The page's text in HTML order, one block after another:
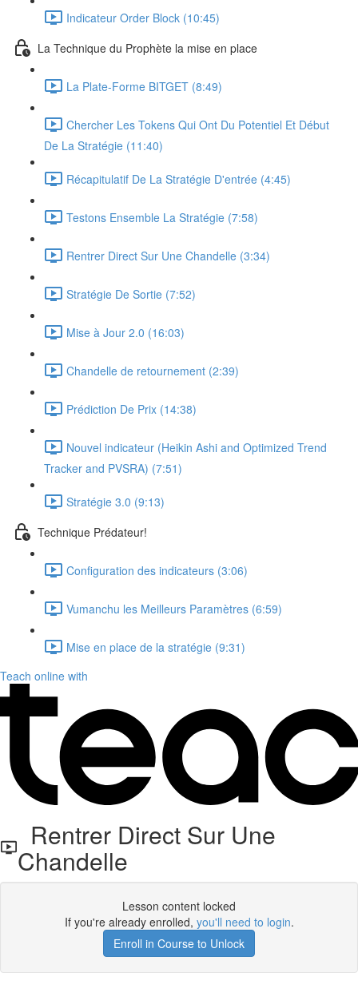
Indicateur Order Block (10:45)
La Technique du Prophète la mise en place
La Plate-Forme BITGET (8:49)
Chercher Les Tokens Qui Ont Du Potentiel Et Début
De La Stratégie (11:40)
Récapitulatif De La Stratégie D'entrée (4:45)
Testons Ensemble La Stratégie (7:58)
Rentrer Direct Sur Une Chandelle (3:34)
Stratégie De Sortie (7:52)
Mise à Jour 2.0 (16:03)
Chandelle de retournement (2:39)
Prédiction De Prix (14:38)
Nouvel indicateur (Heikin Ashi and Optimized Trend
Tracker and PVSRA) (7:51)
Stratégie 3.0 (9:13)
Technique Prédateur!
Configuration des indicateurs (3:06)
Vumanchu les Meilleurs Paramètres (6:59)
Mise en place de la stratégie (9:31)
Teach online with
Rentrer Direct Sur Une
Chandelle
Lesson content locked
If you're already enrolled, you'll need to login.
Enroll in Course to Unlock